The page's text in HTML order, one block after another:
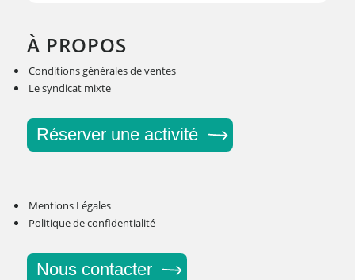
À PROPOS
Conditions générales de ventes
Le syndicat mixte
Réserver une activité
Mentions Légales
Politique de confidentialité
Nous contacter